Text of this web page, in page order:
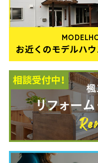
お近くのモデルハウ